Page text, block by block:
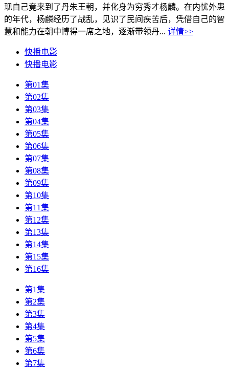
现自己竟来到了丹朱王朝，并化身为穷秀才杨麟。在内忧外患
的年代，杨麟经历了战乱，见识了民间疾苦后，凭借自己的智
慧和能力在朝中博得一席之地，逐渐带领丹... 详情>>
快播电影
快播电影
第01集
第02集
第03集
第04集
第05集
第06集
第07集
第08集
第09集
第10集
第11集
第12集
第13集
第14集
第15集
第16集
第1集
第2集
第3集
第4集
第5集
第6集
第7集